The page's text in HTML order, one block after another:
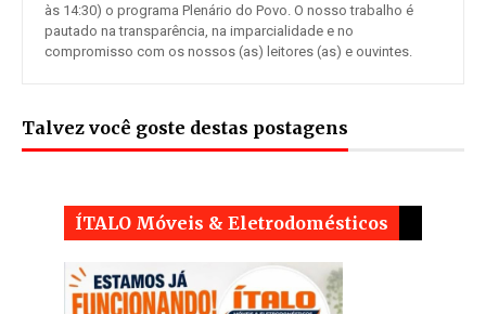
às 14:30) o programa Plenário do Povo. O nosso trabalho é
pautado na transparência, na imparcialidade e no
compromisso com os nossos (as) leitores (as) e ouvintes.
Talvez você goste destas postagens
ÍTALO Móveis & Eletrodomésticos